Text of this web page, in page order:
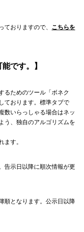
おりますので、 こちらを
です。】
るためのツール「ボネク
ております。標準タブで
数いらっしゃる場合はネッ
う、独自のアルゴリズムを
ます。
告示日以降に順次情報が更
順となります。公示日以降